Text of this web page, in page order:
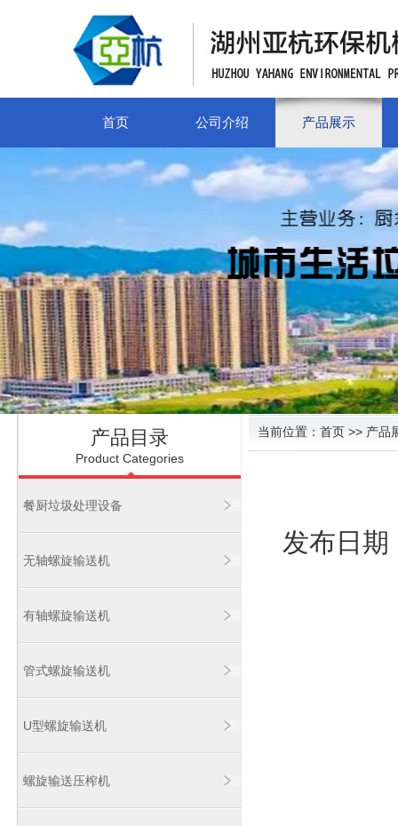
首页 公司介绍 产品展示
产品目录
Product Categories
餐厨垃圾处理设备
无轴螺旋输送机
有轴螺旋输送机
管式螺旋输送机
U型螺旋输送机
螺旋输送压榨机
当前位置： 首页 >> 产品
发布日